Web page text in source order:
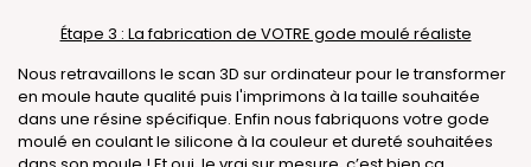
Étape 3 : La fabrication de VOTRE gode moulé réaliste
Nous retravaillons le scan 3D sur ordinateur pour le transformer
en moule haute qualité puis l'imprimons à la taille souhaitée
dans une résine spécifique. Enfin nous fabriquons votre gode
moulé en coulant le silicone à la couleur et dureté souhaitées